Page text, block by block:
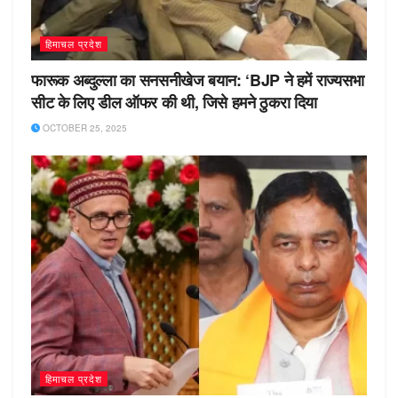
हिमाचल प्रदेश
फारूक अब्दुल्ला का सनसनीखेज बयान: ‘BJP ने हमें राज्यसभा
सीट के लिए डील ऑफर की थी, जिसे हमने ठुकरा दिया
OCTOBER 25, 2025
हिमाचल प्रदेश